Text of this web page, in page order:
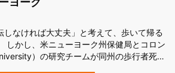
しなければ大丈夫」と考えて、歩いて帰る
しかし、米ニューヨーク州保健局とコロン
）の研究チームが同州の歩行者死亡